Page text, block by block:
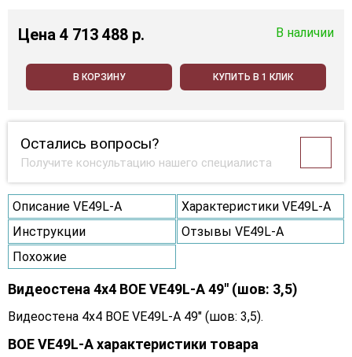
Цена 4 713 488 p. В наличии
В КОРЗИНУ КУПИТЬ В 1 КЛИК
Остались вопросы?
Получите консультацию нашего специалиста
Описание VE49L-A
Характеристики VE49L-A
Инструкции
Отзывы VE49L-A
Похожие
Видеостена 4x4 BOE VE49L-A 49" (шов: 3,5)
Видеостена 4x4 BOE VE49L-A 49" (шов: 3,5).
BOE VE49L-A характеристики товара